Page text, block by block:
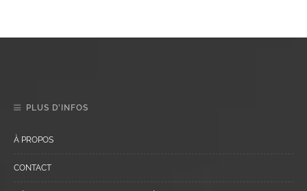
PLUS D’INFOS
À PROPOS
CONTACT